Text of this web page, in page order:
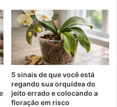
5 sinais de que você está
regando sua orquídea do
jeito errado e colocando a
floração em risco